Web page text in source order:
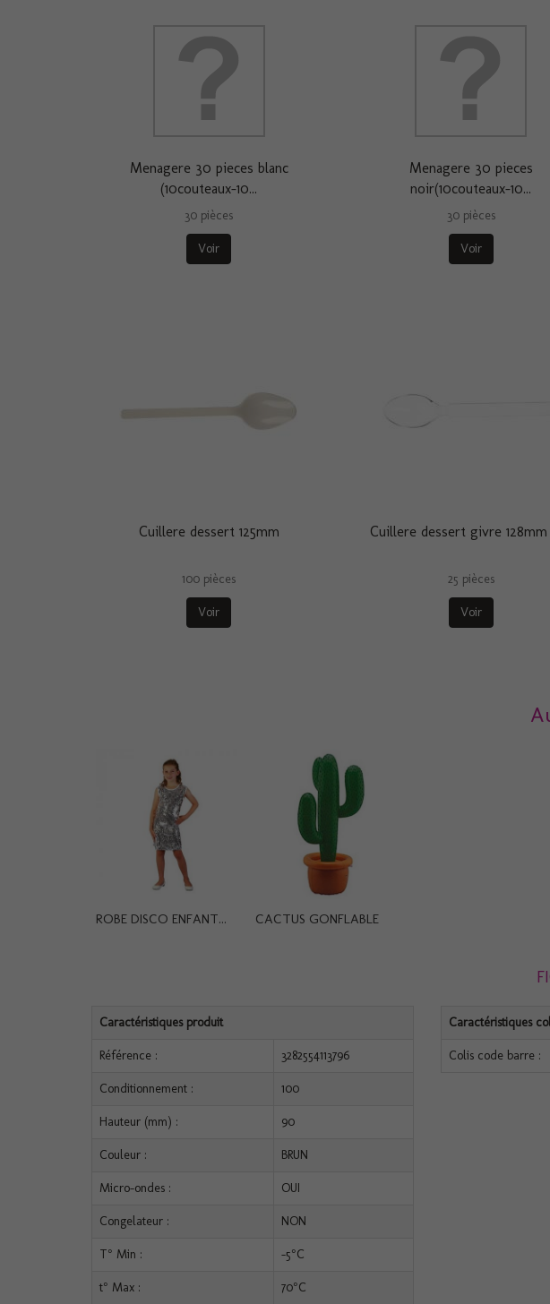
Menagere 30 pieces blanc
(10couteaux-10...
30 pièces
Voir
Menagere 30 pieces
noir(10couteaux-10...
30 pièces
Voir
Cuillere dessert 125mm
100 pièces
Voir
Cuillere dessert givre 128mm
25 pièces
Voir
ROBE DISCO ENFANT... CACTUS GONFLABLE
Caractéristiques produit
Référence : 3282554113796
Conditionnement : 100
Hauteur (mm) : 90
Couleur : BRUN
Micro-ondes : OUI
Congelateur : NON
T° Min : -5°C
t° Max : 70°C
Caractéristiques
Colis code barre :